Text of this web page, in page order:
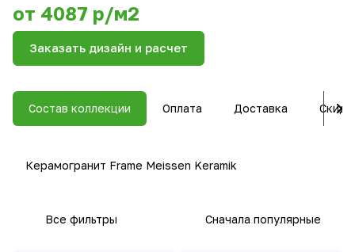
от 4087 р/м2
Заказать дизайн и расчет
Состав коллекции Оплата Доставка
Керамогранит Frame Meissen Keramik
Все фильтры Сначала популярные